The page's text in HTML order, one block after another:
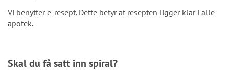
Vi benytter e-resept. Dette betyr at resepten ligger klar i alle
apotek.
Skal du få satt inn spiral?